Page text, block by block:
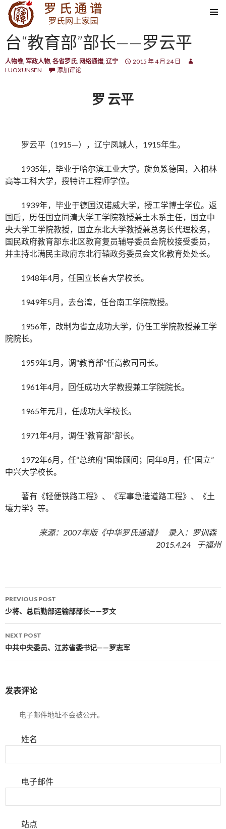
SKIP TO CONTENT
台“教育部”部长——罗云平
人物卷, 军政人物, 各省罗氏, 网络通谱, 辽宁
2015 年 4 月 24 日
LUOXUNSEN
添加评论
罗 云平
罗云平（1915—），辽宁凤城人，1915年生。
1935年，毕业于哈尔滨工业大学。旋负笈德国，入柏林
高等工科大学，授特许工程师学位。
1939年，毕业于德国汉诺威大学，授工学博士学位。返
国后，历任国立同清大学工学院教授兼土木系主任，国立中
央大学工学院教授，国立东北大学教授兼总务长代理校务，
国民政府教育部东北区教育复员辅导委员会院校接受委员，
并主持北满民主政府东北行辕政务委员会文化教育处处长。
1948年4月，任国立长春大学校长。
1949年5月，去台湾，任台南工学院教授。
1956年，改制为省立成功大学，仍任工学院教授兼工学
院院长。
1959年1月，调“教育部”任高教司司长。
1961年4月，回任成功大学教授兼工学院院长。
1965年元月，任成功大学校长。
1971年4月，调任“教育部”部长。
1972年6月，任“总统府”国策顾问；同年8月，任“国立”
中兴大学校长。
著有《轻便铁路工程》、《军事急造道路工程》、《土
壤力学》等。
来源：2007年版《中华罗氏通谱》 录入：罗训森
2015.4.24 于福州
Post navigation
PREVIOUS POST
少将、总后勤部运输部部长——罗文
NEXT POST
中共中央委员、江苏省委书记——罗志军
发表评论
电子邮件地址不会被公开。
姓名
电子邮件
站点